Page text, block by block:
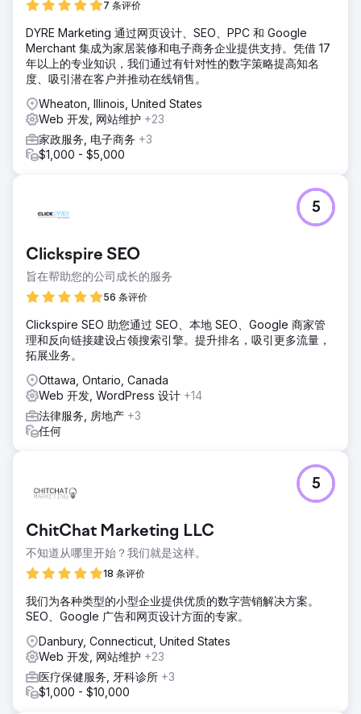
解决方案
构和用户体验，使其更符合搜索引擎和访客的需求。我们以目
标受众为中心，制定了一项长期的SEO策略，并以研究驱动的
内容规划为支撑。这一框架为Emerald Group提供了清晰的目
标、方向和工具，使其能够发布引人入胜、转化率高的内容，
从而实现其增长目标。
结果
影响显著：Emerald Group 的网站首页排名提升了 214%，用
户互动率达到 59%，转化率达到 28%。他们的内容策略清晰
7 条评价
DYRE Marketing 通过网页设计、SEO、PPC 和 Google
Merchant 集成为家居装修和电子商务企业提供支持。凭借 17
年以上的专业知识，我们通过有针对性的数字策略提高知名
度、吸引潜在客户并推动在线销售。
Wheaton, Illinois, United States
Web 开发, 网站维护 +23
家政服务, 电子商务 +3
$1,000 - $5,000
Clickspire SEO
旨在帮助您的公司成长的服务
56 条评价
5
Clickspire SEO 助您通过 SEO、本地 SEO、Google 商家管
理和反向链接建设占领搜索引擎。提升排名，吸引更多流量，
拓展业务。
Ottawa, Ontario, Canada
Web 开发, WordPress 设计 +14
法律服务, 房地产 +3
任何
ChitChat Marketing LLC
不知道从哪里开始？我们就是这样。
18 条评价
5
我们为各种类型的小型企业提供优质的数字营销解决方案。
SEO、Google 广告和网页设计方面的专家。
Danbury, Connecticut, United States
Web 开发, 网站维护 +23
医疗保健服务, 牙科诊所 +3
$1,000 - $10,000